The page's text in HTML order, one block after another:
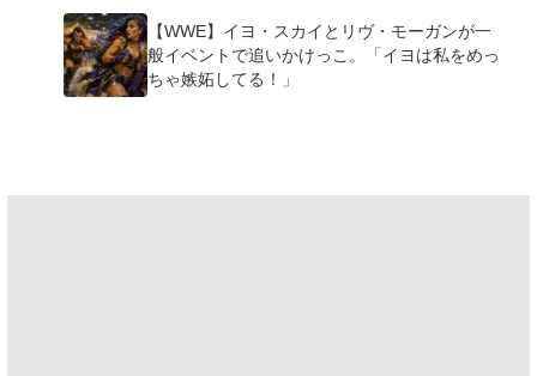
【WWE】イヨ・スカイとリヴ・モーガンが一
般イベントで追いかけっこ。「イヨは私をめっ
ちゃ嫉妬してる！」